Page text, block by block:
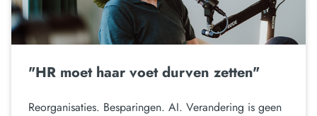
"HR moet haar voet durven zetten"
Reorganisaties. Besparingen. AI. Verandering is geen